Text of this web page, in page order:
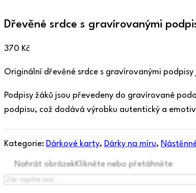
Dřevěné srdce s gravírovanými
370 Kč
Originální dřevěné srdce s gravírovanými
Podpisy žáků jsou převedeny do gravírované
podpisu, což dodává výrobku autentický a
Kategorie: Dárkové karty, Dárky na míru,
Nahrát obrázekKlikněte nebo přetáhněte